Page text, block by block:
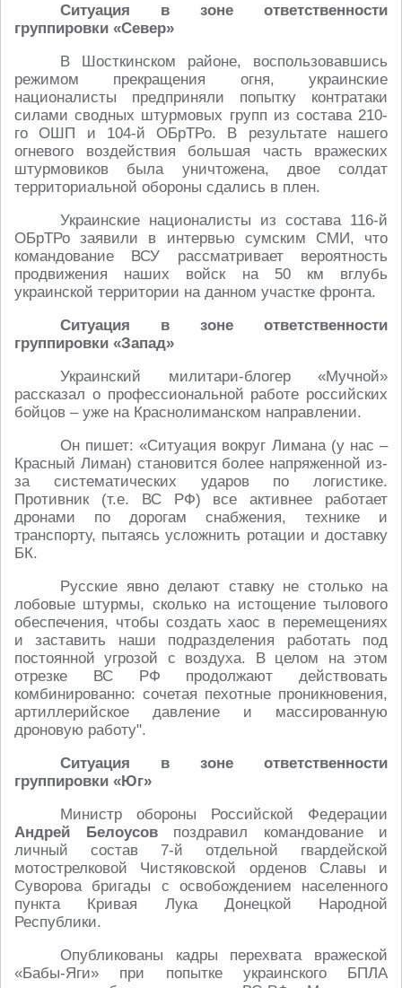
Ситуация в зоне ответственности
группировки «Север»
В Шосткинском районе, воспользовавшись
режимом прекращения огня, украинские
националисты предприняли попытку контратаки
силами сводных штурмовых групп из состава 210-
го ОШП и 104-й ОБрТРо. В результате нашего
огневого воздействия большая часть вражеских
штурмовиков была уничтожена, двое солдат
территориальной обороны сдались в плен.
Украинские националисты из состава 116-й
ОБрТРо заявили в интервью сумским СМИ, что
командование ВСУ рассматривает вероятность
продвижения наших войск на 50 км вглубь
украинской территории на данном участке фронта.
Ситуация в зоне ответственности
группировки «Запад»
Украинский милитари-блогер «Мучной»
рассказал о профессиональной работе российских
бойцов – уже на Краснолиманском направлении.
Он пишет: «Ситуация вокруг Лимана (у нас –
Красный Лиман) становится более напряженной из-
за систематических ударов по логистике.
Противник (т.е. ВС РФ) все активнее работает
дронами по дорогам снабжения, технике и
транспорту, пытаясь усложнить ротации и доставку
БК.
Русские явно делают ставку не столько на
лобовые штурмы, сколько на истощение тылового
обеспечения, чтобы создать хаос в перемещениях
и заставить наши подразделения работать под
постоянной угрозой с воздуха. В целом на этом
отрезке ВС РФ продолжают действовать
комбинированно: сочетая пехотные проникновения,
артиллерийское давление и массированную
дроновую работу".
Ситуация в зоне ответственности
группировки «Юг»
Министр обороны Российской Федерации
Андрей Белоусовпоздравил командование и
личный состав 7-й отдельной гвардейской
мотострелковой Чистяковской орденов Славы и
Суворова бригады с освобождением населенного
пункта Кривая Лука Донецкой Народной
Республики.
Опубликованы кадры перехвата вражеской
«Бабы-Яги» при попытке украинского БПЛА